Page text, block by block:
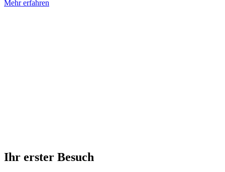
Mehr erfahren
Ihr erster Besuch